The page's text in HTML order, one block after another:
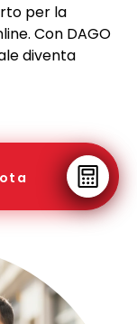
per la
Con DAGO
diventa